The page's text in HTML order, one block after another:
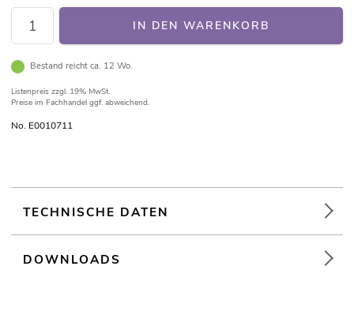
IN DEN WARENKORB
Bestand reicht ca. 12 Wo.
Listenpreis zzgl. 19% MwSt.
Preise im Fachhandel ggf. abweichend.
No. E0010711
TECHNISCHE DATEN
DOWNLOADS